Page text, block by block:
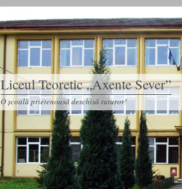
Liceul Teoretic „Axente Sever”
O școală prietenoasă deschisă tuturor!